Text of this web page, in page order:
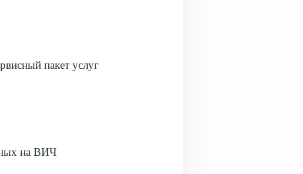
пакет услуг
на ВИЧ